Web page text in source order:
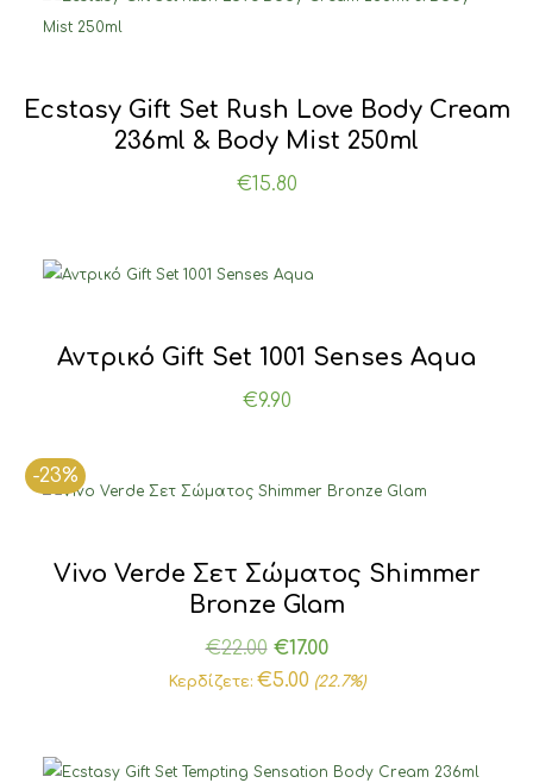
Ecstasy Gift Set Rush Love Body Cream
236ml & Body Mist 250ml
€15.80
Αντρικό Gift Set 1001 Senses Aqua
€9.90
-23%
Vivo Verde Σετ Σώματος Shimmer
Bronze Glam
€22.00 Original
price
€17.00Η
τρέχουσα
€17.00.
Κερδίζετε: €5.00 (22.7%)